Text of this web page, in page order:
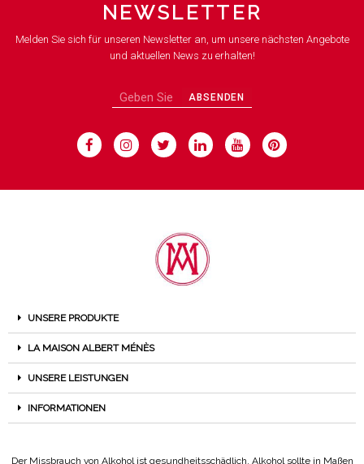
NEWSLETTER
Melden Sie sich für unseren Newsletter an, um unsere nächsten Angebote
und aktuellen News zu erhalten!
ABSENDEN
UNSERE PRODUKTE
LA MAISON ALBERT MÉNÈS
UNSERE LEISTUNGEN
INFORMATIONEN
Der Missbrauch von Alkohol ist gesundheitsschädlich. Alkohol sollte in Maßen